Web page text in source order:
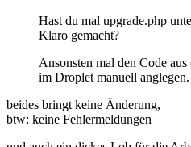
Hast du mal upgrade.php
Klaro gemacht?
Ansonsten mal den Code
im Droplet manuell
beides bringt keine Änderung,
btw: keine Fehlermeldungen